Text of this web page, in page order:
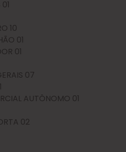
01
10
01
01
07
AUTÔNOMO 01
02